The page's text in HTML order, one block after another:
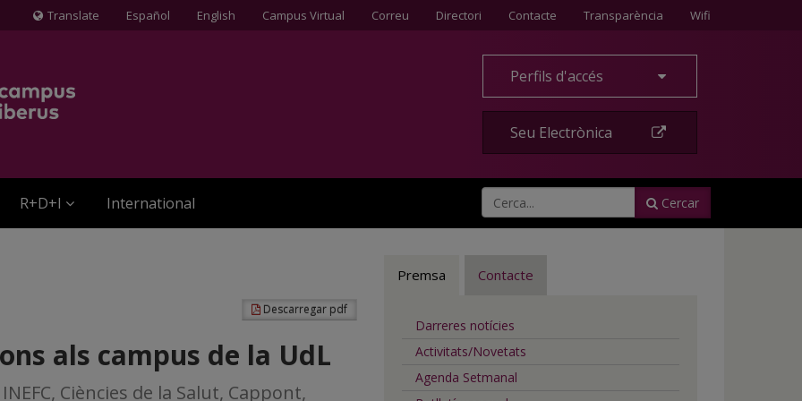
Icona
Translate Español English Campus Virtual Correu Directori Contacte
Contacte Transparència Wifi
Perfils d'accés
Seu Electrònica
R+D+I International Cercar
Descarregar pdf
als campus de la UdL
Ciències de la Salut, Cappont,
Premsa Contacte
Darreres notícies
Activitats/Novetats
Agenda Setmanal